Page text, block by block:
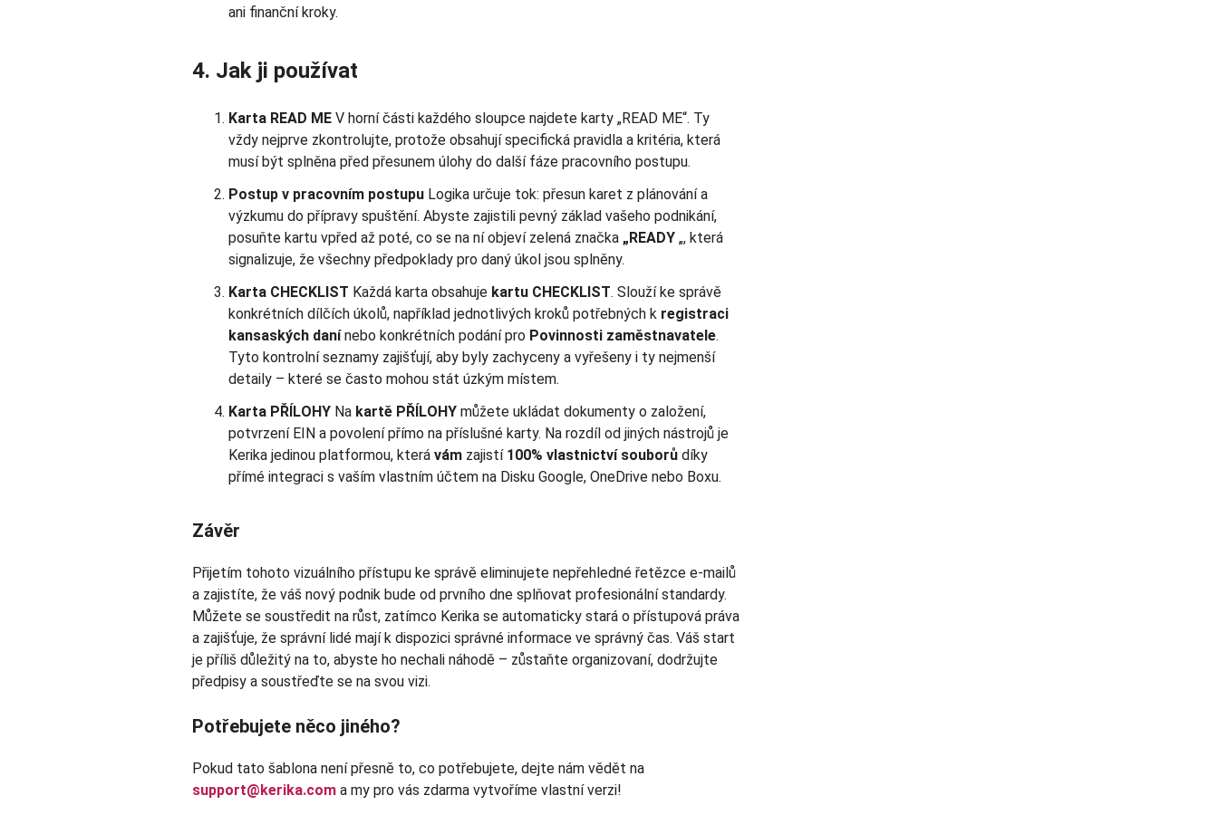
ani finanční kroky.
4. Jak ji používat
Karta READ ME V horní části každého sloupce najdete karty „READ ME“. Ty
vždy nejprve zkontrolujte, protože obsahují specifická pravidla a kritéria, která
musí být splněna před přesunem úlohy do další fáze pracovního postupu.
Postup v pracovním postupu Logika určuje tok: přesun karet z plánování a
výzkumu do přípravy spuštění. Abyste zajistili pevný základ vašeho podnikání,
posuňte kartu vpřed až poté, co se na ní objeví zelená značka „READY „, která
signalizuje, že všechny předpoklady pro daný úkol jsou splněny.
Karta CHECKLIST Každá karta obsahuje kartu CHECKLIST. Slouží ke správě
konkrétních dílčích úkolů, například jednotlivých kroků potřebných k registraci
kansaských danínebo konkrétních podání pro Povinnosti zaměstnavatele.
Tyto kontrolní seznamy zajišťují, aby byly zachyceny a vyřešeny i ty nejmenší
detaily – které se často mohou stát úzkým místem.
Karta PŘÍLOHY Na kartě PŘÍLOHY můžete ukládat dokumenty o založení,
potvrzení EIN a povolení přímo na příslušné karty. Na rozdíl od jiných nástrojů je
Kerika jedinou platformou, která vám zajistí 100% vlastnictví souborů díky
přímé integraci s vaším vlastním účtem na Disku Google, OneDrive nebo Boxu.
Závěr
Přijetím tohoto vizuálního přístupu ke správě eliminujete nepřehledné řetězce e-mailů
a zajistíte, že váš nový podnik bude od prvního dne splňovat profesionální standardy.
Můžete se soustředit na růst, zatímco Kerika se automaticky stará o přístupová práva
a zajišťuje, že správní lidé mají k dispozici správné informace ve správný čas. Váš start
je příliš důležitý na to, abyste ho nechali náhodě – zůstaňte organizovaní, dodržujte
předpisy a soustřeďte se na svou vizi.
Potřebujete něco jiného?
Pokud tato šablona není přesně to, co potřebujete, dejte nám vědět na
support@kerika.com a my pro vás zdarma vytvoříme vlastní verzi!